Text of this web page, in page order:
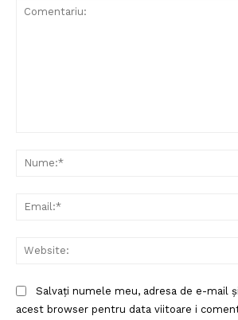
FREEDOM HOUSE
Proiecte editoriale
Contact
Salvați numele meu, adresa de e-mail
acest browser pentru data viitoare i